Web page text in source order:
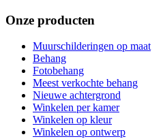
Onze producten
Muurschilderingen op maat
Behang
Fotobehang
Meest verkochte behang
Nieuwe achtergrond
Winkelen per kamer
Winkelen op kleur
Winkelen op ontwerp